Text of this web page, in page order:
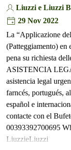
Liuzzi e Liuzzi
29 Nov 2022
La “Applicazione
(Patteggiamento) en
pena su richiesta
ASISTENCIA
asistencia legal
farncés, portugués,
español e
contacte con el
00393392700695
LiuzzieLiuzzi